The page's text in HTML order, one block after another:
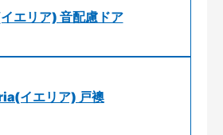
エリア) 音配慮ドア
イエリア) 戸襖